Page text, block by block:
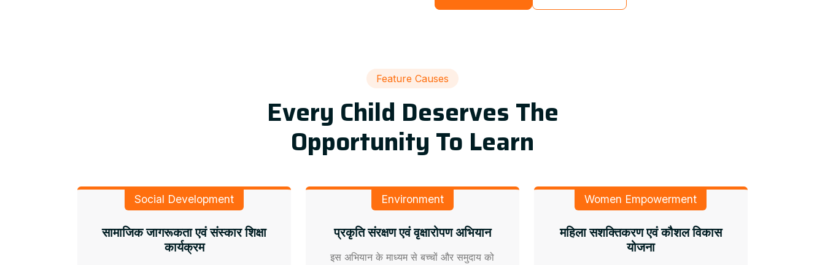
Feature Causes
Every Child Deserves The
Opportunity To Learn
Social Development
सामाजिक जागरूकता एवं संस्कार शिक्षा
कार्यक्रम
Environment
प्रकृति संरक्षण एवं वृक्षारोपण अभियान
इस अभियान के माध्यम से बच्चों और समुदाय को
Women Empowerment
महिला सशक्तिकरण एवं कौशल विकास
योजना